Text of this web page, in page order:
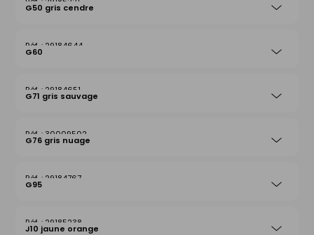
G50 gris cendre
29184644
G60
29184651
G71 gris sauvage
30009502
G76 gris nuage
29184767
G95
29185238
J10 jaune orange